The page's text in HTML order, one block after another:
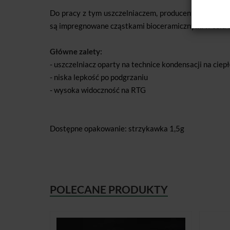
Do pracy z tym uszczelniaczem, producent zaleca
są impregnowane cząstkami bioceramicznymi w celu
Główne zalety:
- uszczelniacz oparty na technice kondensacji na
- niska lepkość po podgrzaniu
- wysoka widoczność na RTG
Dostępne opakowanie: strzykawka 1,5g
POLECANE PRODUKTY